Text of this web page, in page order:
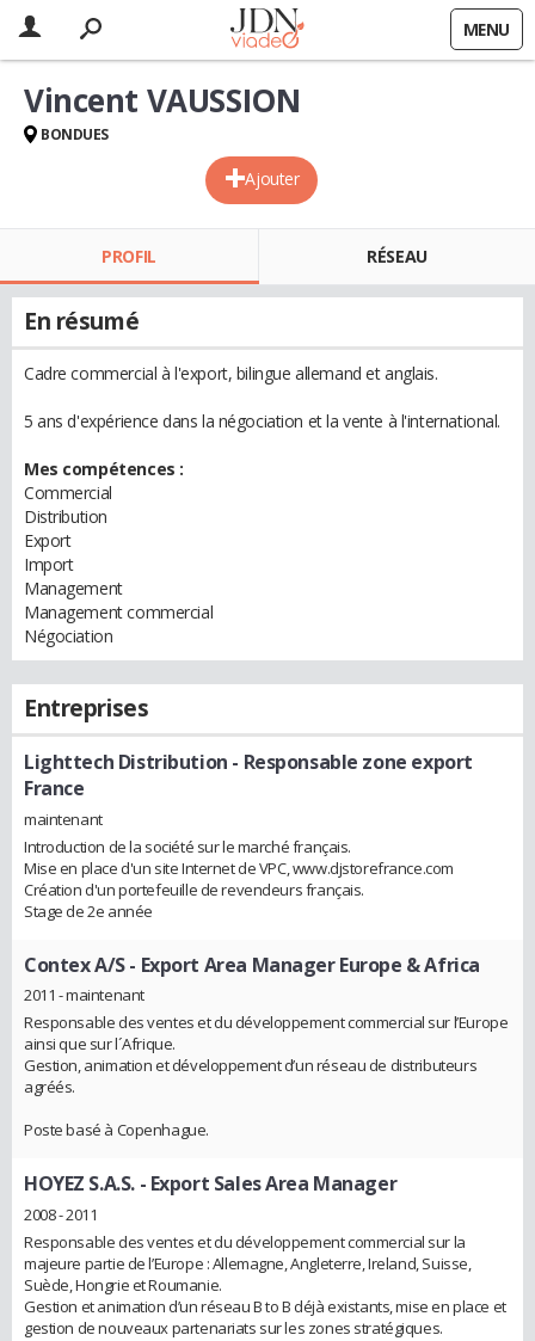
MENU
Ajouter
Vincent VAUSSION
BONDUES
PROFIL RÉSEAU
En résumé
Cadre commercial à l'export, bilingue allemand et anglais.
5 ans d'expérience dans la négociation et la vente à l'international.
Mes compétences :
Commercial
Distribution
Export
Import
Management
Management commercial
Négociation
Entreprises
Lighttech Distribution - Responsable zone export
France
maintenant
Introduction de la société sur le marché français.
Mise en place d'un site Internet de VPC, www.djstorefrance.com
Création d'un portefeuille de revendeurs français.
Stage de 2e année
Contex A/S- Export Area Manager Europe & Africa
2011 - maintenant
Responsable des ventes et du développement commercial sur l’Europe
ainsi que sur l´Afrique.
Gestion, animation et développement d’un réseau de distributeurs
agréés.
Poste basé à Copenhague.
HOYEZ S.A.S.- Export Sales Area Manager
2008 - 2011
Responsable des ventes et du développement commercial sur la
majeure partie de l’Europe : Allemagne, Angleterre, Ireland, Suisse,
Suède, Hongrie et Roumanie.
Gestion et animation d’un réseau B to B déjà existants, mise en place et
gestion de nouveaux partenariats sur les zones stratégiques.